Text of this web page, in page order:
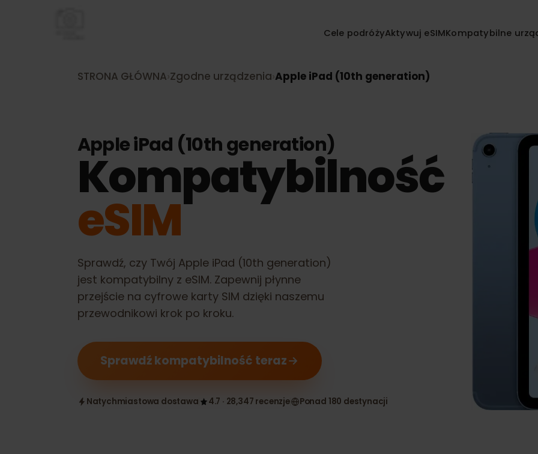
Cele podróżyAktywuj eSIM
STRONA GŁÓWNA›Zgodne urządzenia›Apple iPad (10th generation)
Apple iPad (10th generation)
Kompatybilność
eSIM
Sprawdź, czy TwójApple iPad (10th generation)
jest kompatybilny z eSIM. Zapewnij płynne
przejście na cyfrowe karty SIM dzięki naszemu
Sprawdź kompatybilność teraz